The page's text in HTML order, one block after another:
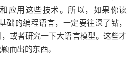
应用这些技术。所以，如果你读
础的编程语言，一定要往深了钻，
或者研究一下大语言模型。这些才
而出的东西。